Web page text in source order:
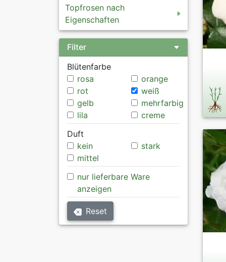
Topfrosen nach
Eigenschaften
Filter
Blütenfarbe
rosa
orange
rot
weiß
gelb
mehrfarbig
lila
creme
Duft
kein
stark
mittel
nur lieferbare Ware
anzeigen
Reset